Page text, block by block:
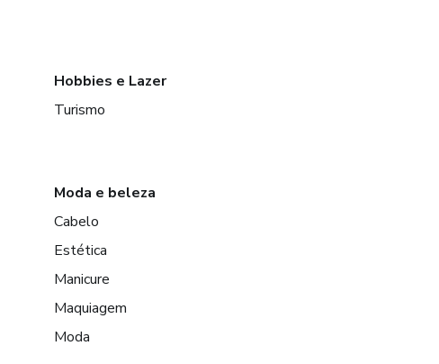
Hobbies e Lazer
Turismo
Moda e beleza
Cabelo
Estética
Manicure
Maquiagem
Moda